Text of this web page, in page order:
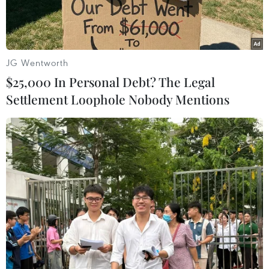
Khói bốc lên sau cuộc không kích của Israel xuống Dải Gaza
ngày 17/12/2023. (Ảnh: AFP/TTXVN)
Ngày 18/12 (theo giờ địa phương), Giám đốc Cơ
quan Tình báo Israel (Mossad) David Barnea đã
JG Wentworth
$25,000 In Personal Debt? The Legal
Settlement Loophole Nobody Mentions